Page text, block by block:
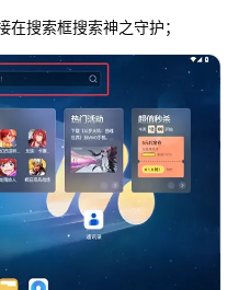
搜索框搜索神之守护；